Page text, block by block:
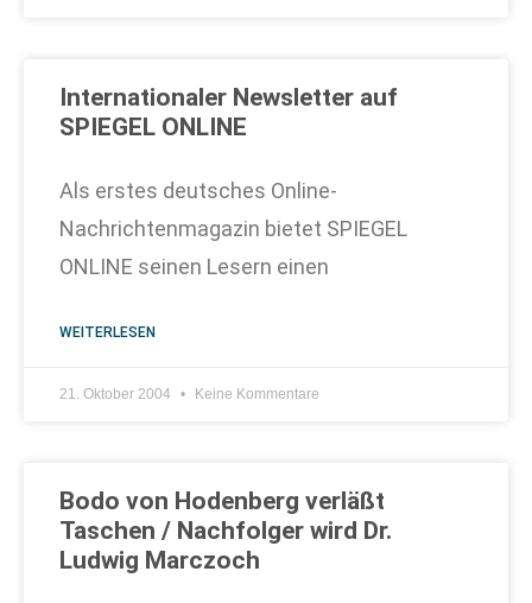
Internationaler Newsletter auf
SPIEGEL ONLINE
Als erstes deutsches Online-
Nachrichtenmagazin bietet SPIEGEL
ONLINE seinen Lesern einen
WEITERLESEN
21. Oktober 2004 Keine Kommentare
Bodo von Hodenberg verläßt
Taschen / Nachfolger wird Dr.
Ludwig Marczoch